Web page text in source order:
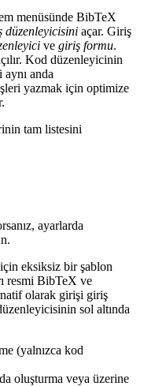
menüsünde BibTeX
düzenleyicisini açar. Giriş
ve giriş formu.
Kod düzenleyicinin
anda
yazmak için optimize
tam listesini
ayarlarda
eksiksiz bir şablon
resmi BibTeX ve
olarak girişi giriş
sol altında
(yalnızca kod
oluşturma veya üzerine